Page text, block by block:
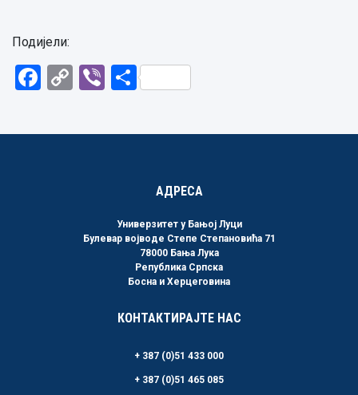
Подијели:
Facebook
CopyViberShare
АДРЕСА
Универзитет у Бањој Луци
Булевар војводе Степе Степановића 71
78000 Бања Лука
Република Српска
Босна и Херцеговина
КОНТАКТИРАЈТЕ НАС
+ 387 (0)51 433 000
+ 387 (0)51 465 085